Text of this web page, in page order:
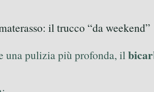
il trucco “da weekend”
una pulizia più profonda, il